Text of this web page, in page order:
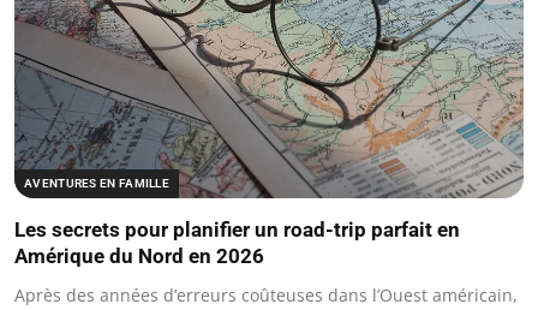
AVENTURES EN FAMILLE
Les secrets pour planifier un road-trip parfait en
Amérique du Nord en 2026
Après des années d’erreurs coûteuses dans l’Ouest américain,